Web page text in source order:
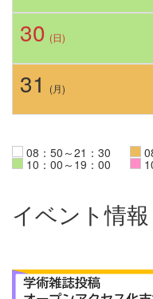
30 (日)
31 (月)
08：50～21：30
10：00～19：00
イベント情